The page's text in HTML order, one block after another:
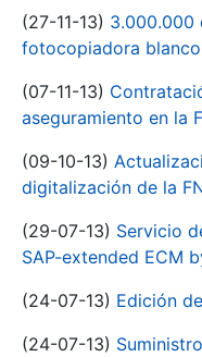
(27-11-13) 3.000.000
fotocopiadora
(07-11-13)
aseguramiento en la
(09-10-13)
digitalización de la
(29-07-13) Servicio
SAP-extended ECM
(24-07-13) Edición
(24-07-13)